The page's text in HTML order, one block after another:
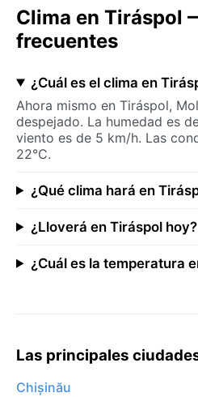
Clima en Tiráspol
frecuentes
¿Cuál es el clima en
Ahora mismo en Tiráspol,
despejado. La humedad es
viento es de 5 km/h. Las
22°C.
¿Qué clima hará en
¿Lloverá en Tiráspol hoy?
¿Cuál es la temperatura
Las principales
Chișinău